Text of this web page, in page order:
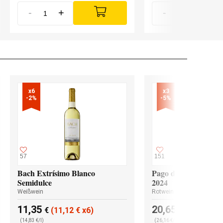
- + -
x6
-2%
57
Bach Extrísimo Blanco
Semidulce
Weißwein
11,35 € (11,12 € x6)
(14,83 €/l)
x3
-5%
151
Pago de los
2024
Rotwein
20,65
(26,16 €/l)